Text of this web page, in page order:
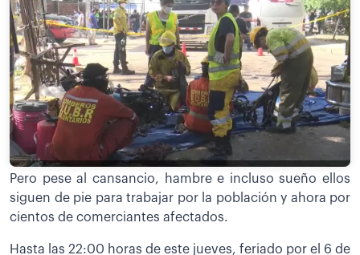
Pero pese al cansancio, hambre e incluso sueño ellos
siguen de pie para trabajar por la población y ahora por
cientos de comerciantes afectados.
Hasta las 22:00 horas de este jueves, feriado por el 6 de